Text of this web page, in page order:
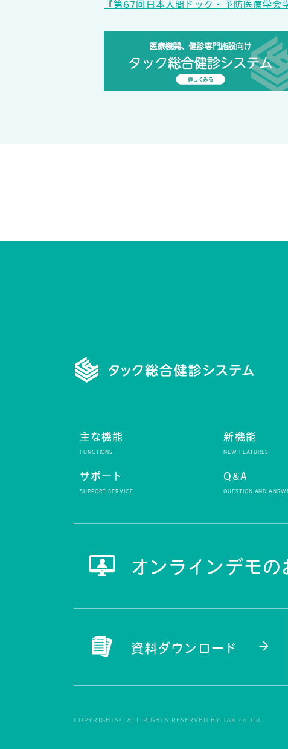
『第67回日本人間ドック・予防医療学会
主な機能 新機能
サポート Q&A
オンラインデモの
資料ダウンロード
COPYRIGHTS© ALL RIGHTS RESERVED BY TAK co.,ltd.